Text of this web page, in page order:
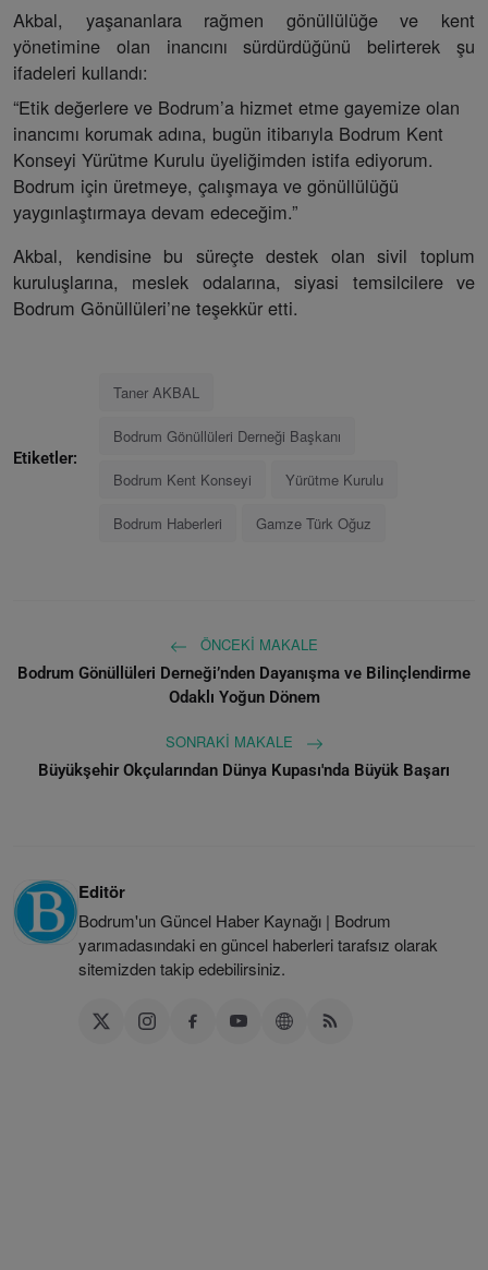
Akbal, yaşananlara rağmen gönüllülüğe ve kent
yönetimine olan inancını sürdürdüğünü belirterek şu
ifadeleri kullandı:
“Etik değerlere ve Bodrum’a hizmet etme gayemize olan
inancımı korumak adına, bugün itibarıyla Bodrum Kent
Konseyi Yürütme Kurulu üyeliğimden istifa ediyorum.
Bodrum için üretmeye, çalışmaya ve gönüllülüğü
yaygınlaştırmaya devam edeceğim.”
Akbal, kendisine bu süreçte destek olan sivil toplum
kuruluşlarına, meslek odalarına, siyasi temsilcilere ve
Bodrum Gönüllüleri’ne teşekkür etti.
Etiketler:
Taner AKBAL
Bodrum Gönüllüleri Derneği Başkanı
Bodrum Kent Konseyi Yürütme Kurulu
Bodrum Haberleri Gamze Türk Oğuz
ÖNCEKI MAKALE
Bodrum Gönüllüleri Derneği’nden Dayanışma ve Bilinçlendirme
Odaklı Yoğun Dönem
SONRAKI MAKALE
Büyükşehir Okçularından Dünya Kupası'nda Büyük Başarı
Editör
Bodrum'un Güncel Haber Kaynağı | Bodrum
yarımadasındaki en güncel haberleri tarafsız olarak
sitemizden takip edebilirsiniz.